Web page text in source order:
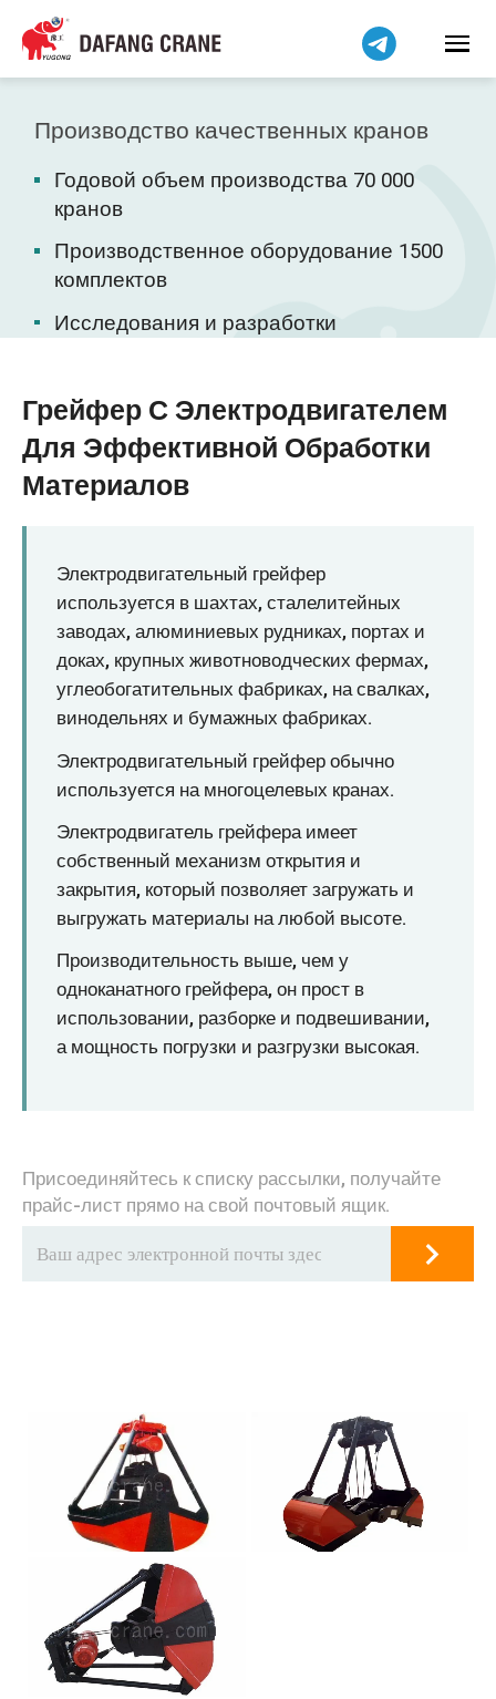
Производство качественных кранов
Годовой объем производства 70 000
кранов
Производственное оборудование 1500
комплектов
Исследования и разработки
Грейфер С Электродвигателем
Для Эффективной Обработки
Материалов
Электродвигательный грейфер
используется в шахтах, сталелитейных
заводах, алюминиевых рудниках, портах и
доках, крупных животноводческих фермах,
углеобогатительных фабриках, на свалках,
винодельнях и бумажных фабриках.
Электродвигательный грейфер обычно
используется на многоцелевых кранах.
Электродвигатель грейфера имеет
собственный механизм открытия и
закрытия, который позволяет загружать и
выгружать материалы на любой высоте.
Производительность выше, чем у
одноканатного грейфера, он прост в
использовании, разборке и подвешивании,
а мощность погрузки и разгрузки высокая.
Присоединяйтесь к списку рассылки, получайте
прайс-лист прямо на свой почтовый ящик.
Bahasa Indonesia
Bahasa Melayu
Tiếng Việt
简体中文
فارسی
Pilipino
اردو
Українська
Čeština
Kiswahili
Dansk
Norsk
O‘zbekcha